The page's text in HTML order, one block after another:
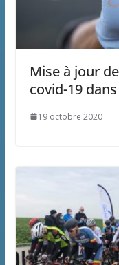
Mise à jour
covid-19
19 octobre 2020